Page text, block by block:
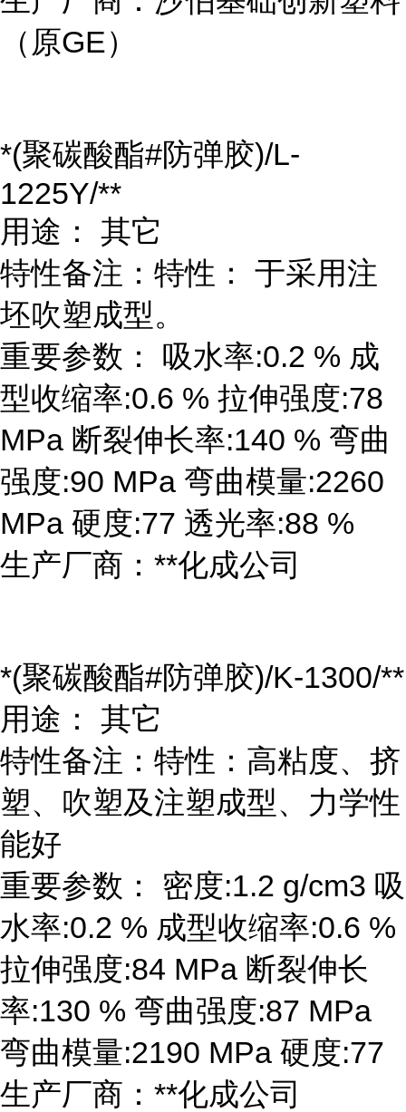
（原GE）
*(聚碳酸酯#防弹胶)/L-
1225Y/**
用途： 其它
特性备注：特性： 于采用注
坯吹塑成型。
重要参数： 吸水率:0.2 % 成
型收缩率:0.6 % 拉伸强度:78
MPa 断裂伸长率:140 % 弯曲
强度:90 MPa 弯曲模量:2260
MPa 硬度:77 透光率:88 %
生产厂商：**化成公司
*(聚碳酸酯#防弹胶)/K-1300/**
用途： 其它
特性备注：特性：高粘度、挤
塑、吹塑及注塑成型、力学性
能好
重要参数： 密度:1.2 g/cm3 吸
水率:0.2 % 成型收缩率:0.6 %
拉伸强度:84 MPa 断裂伸长
率:130 % 弯曲强度:87 MPa
弯曲模量:2190 MPa 硬度:77
生产厂商：**化成公司